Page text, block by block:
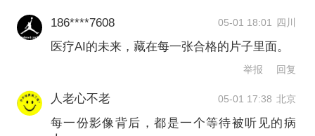
数据是人工智能的燃料。
中国是全球医疗AI企业的必争之地。飞
利浦等跨国企业，联影等中国企业已经
将AI视为塑造医疗未来的关键驱动力。
186****7608 05-01 18:01 四川
医疗AI的未来，藏在每一张合格的片子里面。
举报 回复
人老心不老 05-01 17:38 北京
每一份影像背后，都是一个等待被听见的病